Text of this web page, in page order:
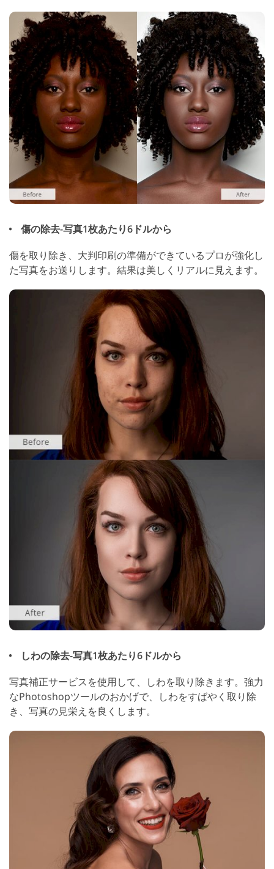
傷の除去-写真1枚あたり6ドルから
傷を取り除き、大判印刷の準備ができているプロが強化し
た写真をお送りします。結果は美しくリアルに見えます。
しわの除去-写真1枚あたり6ドルから
写真補正サービスを使用して、しわを取り除きます。強力
なPhotoshopツールのおかげで、しわをすばやく取り除
き、写真の見栄えを良くします。